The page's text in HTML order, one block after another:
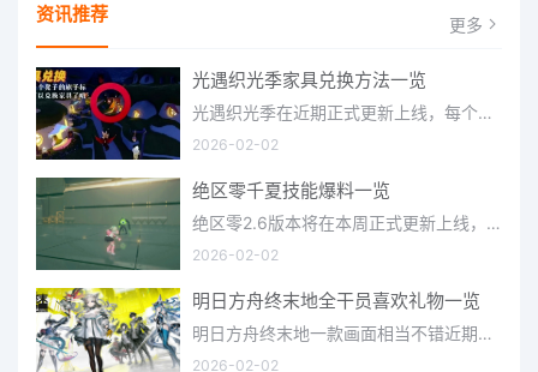
资讯推荐 更多
光遇织光季家具兑换方法一览
光遇织光季在近期正式更新上线，每个季节都有着许多全新内容和资讯可以让你来体验，不少刚体验的小伙伴想要知道
2026-02-02
绝区零千夏技能爆料一览
绝区零2.6版本将在本周正式更新上线，上周的前瞻直播官方给玩家们带来关于最新版本的卡池信息和相关活动内容，
2026-02-02
明日方舟终末地全干员喜欢礼物一览
明日方舟终末地一款画面相当不错近期非常火爆的大型二次元冒险游戏，这里有相当多好看的干员可以让你来抽取并
2026-02-02